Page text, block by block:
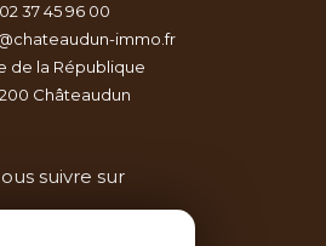
02 37 45 96 00
immo.fr
de la République
châteaudun
suivre sur